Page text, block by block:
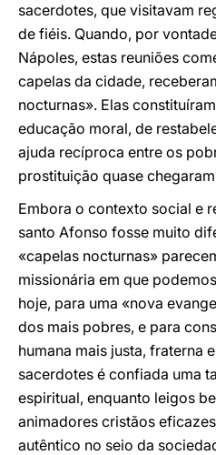
sacerdotes, que visitavam
de fiéis. Quando, por
Nápoles, estas reuniões
capelas da cidade,
nocturnas». Elas
educação moral, de
ajuda recíproca entre os
prostituição quase
Embora o contexto social e
santo Afonso fosse muito
«capelas nocturnas»
missionária em que
hoje, para uma «nova
dos mais pobres, e para
humana mais justa, fraterna
sacerdotes é confiada uma
espiritual, enquanto leigos
animadores cristãos
autêntico no seio da